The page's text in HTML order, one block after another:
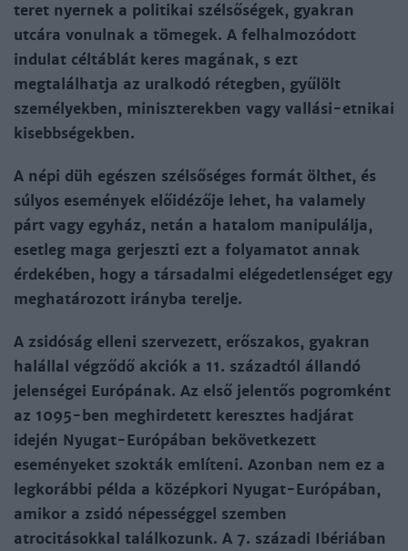
teret nyernek a politikai szélsőségek, gyakran
utcára vonulnak a tömegek. A felhalmozódott
indulat céltáblát keres magának, s ezt
megtalálhatja az uralkodó rétegben, gyűlölt
személyekben, miniszterekben vagy vallási-etnikai
kisebbségekben.
A népi düh egészen szélsőséges formát ölthet, és
súlyos események előidézője lehet, ha valamely
párt vagy egyház, netán a hatalom manipulálja,
esetleg maga gerjeszti ezt a folyamatot annak
érdekében, hogy a társadalmi elégedetlenséget egy
meghatározott irányba terelje.
A zsidóság elleni szervezett, erőszakos, gyakran
halállal végződő akciók a 11. századtól állandó
jelenségei Európának. Az első jelentős pogromként
az 1095-ben meghirdetett keresztes hadjárat
idején Nyugat-Európában bekövetkezett
eseményeket szokták említeni. Azonban nem ez a
legkorábbi példa a középkori Nyugat-Európában,
amikor a zsidó népességgel szemben
atrocitásokkal találkozunk. A 7. századi Ibériában